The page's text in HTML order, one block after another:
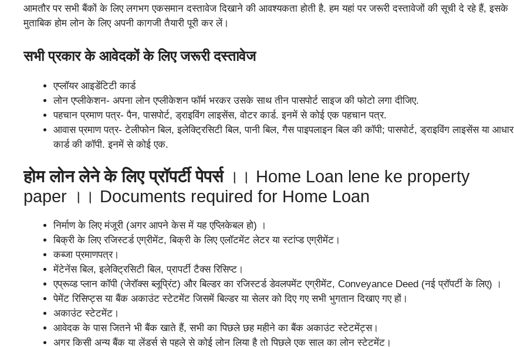
आमतौर पर सभी बैंकों के लिए लगभग एकसमान दस्तावेज दिखाने की आवश्यकता होती है. हम यहां पर जरूरी दस्तावेजों की सूची दे रहे हैं, इसके
मुताबिक होम लोन के लिए अपनी कागजी तैयारी पूरी कर लें।
सभी प्रकार के आवेदकों के लिए जरूरी दस्तावेज
एप्लॉयर आइडेंटिटी कार्ड
लोन एप्लीकेशन- अपना लोन एप्लीकेशन फॉर्म भरकर उसके साथ तीन पासपोर्ट साइज की फोटो लगा दीजिए.
पहचान प्रमाण पत्र- पैन, पासपोर्ट, ड्राइविंग लाइसेंस, वोटर कार्ड. इनमें से कोई एक पहचान पत्र.
आवास प्रमाण पत्र- टेलीफोन बिल, इलेक्ट्रिसिटी बिल, पानी बिल, गैस पाइपलाइन बिल की कॉपी; पासपोर्ट, ड्राइविंग लाइसेंस या आधार
कार्ड की कॉपी. इनमें से कोई एक.
होम लोन लेने के लिए प्रॉपर्टी पेपर्स।। Home Loan lene ke property
paper ।। Documents required for Home Loan
निर्माण के लिए मंजूरी (अगर आपने केस में यह एप्लिकेबल हो) ।
बिक्री के लिए रजिस्टर्ड एग्रीमेंट, बिक्री के लिए एलॉटमेंट लेटर या स्टांप्ड एग्रीमेंट।
कब्जा प्रमाणपत्र।
मेंटेनेंस बिल, इलेक्ट्रिसिटी बिल, प्रापर्टी टैक्स रिसिप्ट।
एप्रूव्ड प्लान कॉपी (जेरॉक्स ब्लूप्रिंट) और बिल्डर का रजिस्टर्ड डेवलपमेंट एग्रीमेंट, Conveyance Deed (नई प्रॉपर्टी के लिए) ।
पेमेंट रिसिप्ट्स या बैंक अकाउंट स्टेटमेंट जिसमें बिल्डर या सेलर को दिए गए सभी भुगतान दिखाए गए हों।
अकाउंट स्टेटमेंट।
आवेदक के पास जितने भी बैंक खाते हैं, सभी का पिछले छह महीने का बैंक अकाउंट स्टेटमेंट्स।
अगर किसी अन्य बैंक या लेंडर्स से पहले से कोई लोन लिया है तो पिछले एक साल का लोन स्टेटमेंट।